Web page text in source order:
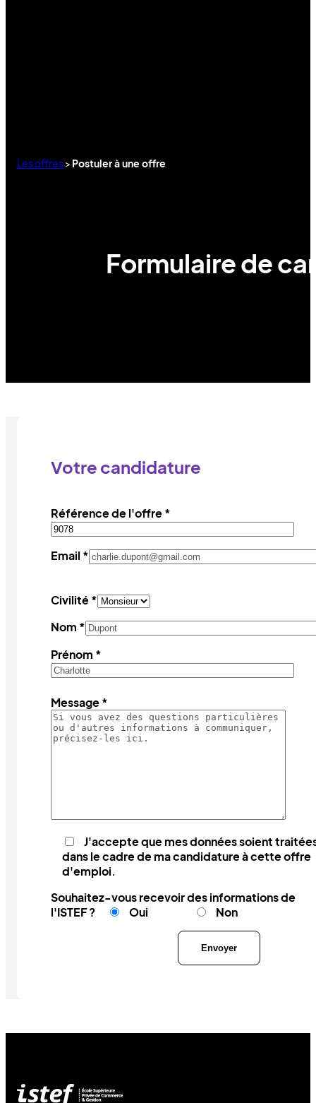
Les offres> Postuler à une offre
Formulaire de
Votre candidature
Référence de l'offre *
Email *
Civilité *
Nom *
Prénom *
Message *
J'accepte que mes données soient
dans le cadre de ma candidature à cette offre
d'emploi.
Souhaitez-vous recevoir des informations de
l'ISTEF ?
Oui Non